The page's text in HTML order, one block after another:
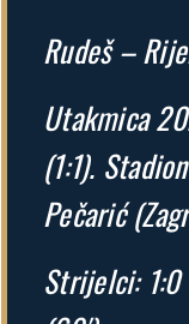
Rudeš –
Utakmica
(1:1).
Pečarić
Strijelci: 1:0